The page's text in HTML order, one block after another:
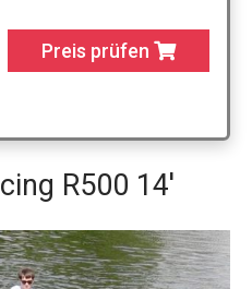
Preis prüfen
R500 14′